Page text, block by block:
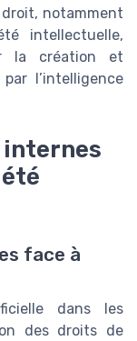
notamment
intellectuelle,
la création et
l’intelligence
face à
dans les
des droits de